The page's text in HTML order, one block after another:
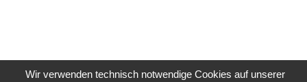
Wir verwenden technisch notwendige Cookies auf unserer